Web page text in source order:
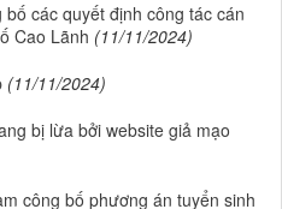
các quyết định công tác cán
Cao Lãnh (11/11/2024)
(11/11/2024)
bị lừa bởi website giả mạo
công bố phương án tuyển sinh